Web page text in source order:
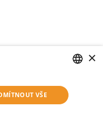
ENGLISH
×
VŠE